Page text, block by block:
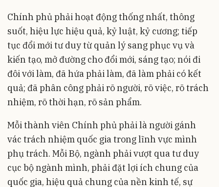
Chính phủ phải hoạt động thống nhất, thông
suốt, hiệu lực hiệu quả, kỷ luật, kỷ cương; tiếp
tục đổi mới tư duy từ quản lý sang phục vụ và
kiến tạo, mở đường cho đổi mới, sáng tạo; nói đi
đôi với làm, đã hứa phải làm, đã làm phải có kết
quả; đã phân công phải rõ người, rõ việc, rõ trách
nhiệm, rõ thời hạn, rõ sản phẩm.
Mỗi thành viên Chính phủ phải là người gánh
vác trách nhiệm quốc gia trong lĩnh vực mình
phụ trách. Mỗi Bộ, ngành phải vượt qua tư duy
cục bộ ngành mình, phải đặt lợi ích chung của
quốc gia, hiệu quả chung của nền kinh tế, sự